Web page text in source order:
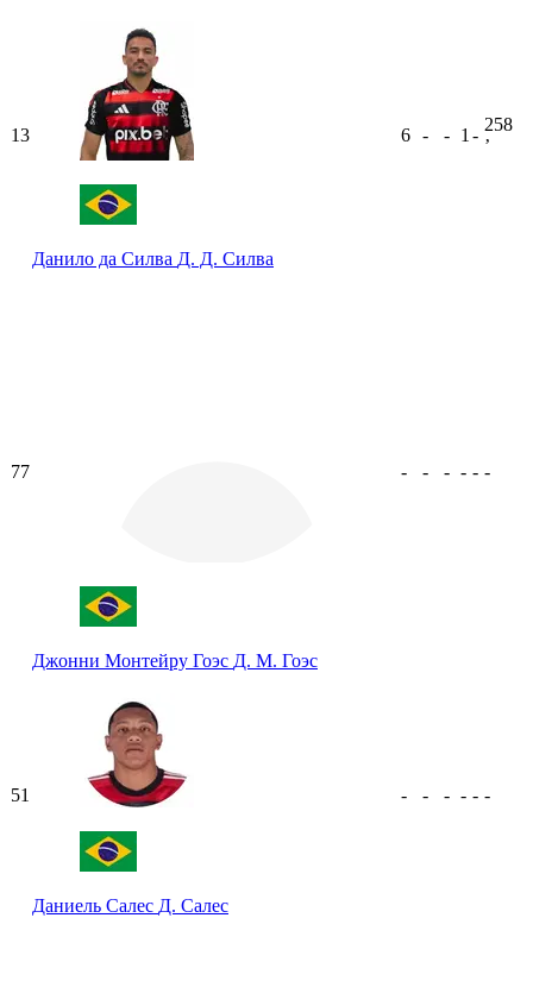
13
Данило да Силва Д. Д. Силва
6 - - 1 -
258
ʼ
77
Джонни Монтейру Гоэс Д. М. Гоэс
- - - - - -
51
Даниель Салес Д. Салес
- - - - - -